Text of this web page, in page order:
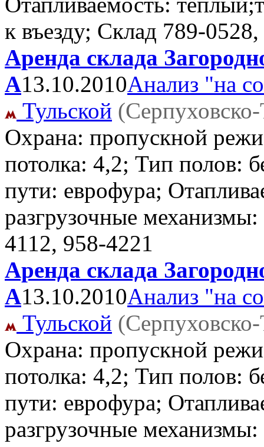
к въезду; Склад 789-
Аренда склада
А13.10.2010Анализ "на
Тульской
Охрана: пропускной
потолка: 4,2; Тип полов:
пути: еврофура;
разгрузочные
4112, 958-4221
Аренда склада
А13.10.2010Анализ "на
Тульской
Охрана: пропускной
потолка: 4,2; Тип полов:
пути: еврофура;
разгрузочные